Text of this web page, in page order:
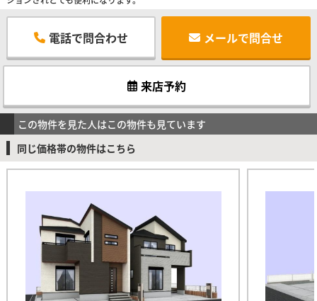
電話で問合わせ メールで問合せ
来店予約
この物件を見た人はこの物件も見ています
同じ価格帯の物件はこちら